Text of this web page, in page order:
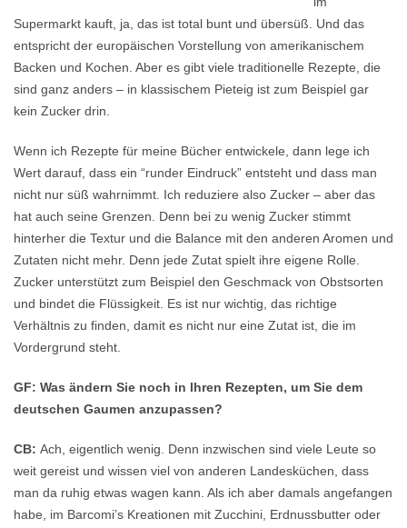
Supermarkt kauft, ja, das ist total bunt und übersüß. Und das
entspricht der europäischen Vorstellung von amerikanischem
Backen und Kochen. Aber es gibt viele traditionelle Rezepte, die
sind ganz anders – in klassischem Pieteig ist zum Beispiel gar
kein Zucker drin.
Wenn ich Rezepte für meine Bücher entwickele, dann lege ich
Wert darauf, dass ein “runder Eindruck” entsteht und dass man
nicht nur süß wahrnimmt. Ich reduziere also Zucker – aber das
hat auch seine Grenzen. Denn bei zu wenig Zucker stimmt
hinterher die Textur und die Balance mit den anderen Aromen und
Zutaten nicht mehr. Denn jede Zutat spielt ihre eigene Rolle.
Zucker unterstützt zum Beispiel den Geschmack von Obstsorten
und bindet die Flüssigkeit. Es ist nur wichtig, das richtige
Verhältnis zu finden, damit es nicht nur eine Zutat ist, die im
Vordergrund steht.
GF: Was ändern Sie noch in Ihren Rezepten, um Sie dem
deutschen Gaumen anzupassen?
CB: Ach, eigentlich wenig. Denn inzwischen sind viele Leute so
weit gereist und wissen viel von anderen Landesküchen, dass
man da ruhig etwas wagen kann. Als ich aber damals angefangen
habe, im Barcomi’s Kreationen mit Zucchini, Erdnussbutter oder